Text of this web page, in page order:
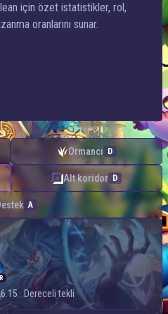
için özet istatistikler, rol,
oranlarını sunar.
Ormancı D
Alt koridor D
A
R
· Dereceli tekli